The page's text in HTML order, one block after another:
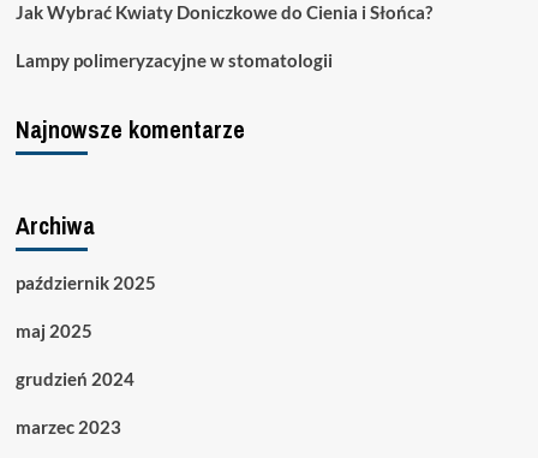
Jak Wybrać Kwiaty Doniczkowe do Cienia i Słońca?
Lampy polimeryzacyjne w stomatologii
Najnowsze komentarze
Archiwa
październik 2025
maj 2025
grudzień 2024
marzec 2023